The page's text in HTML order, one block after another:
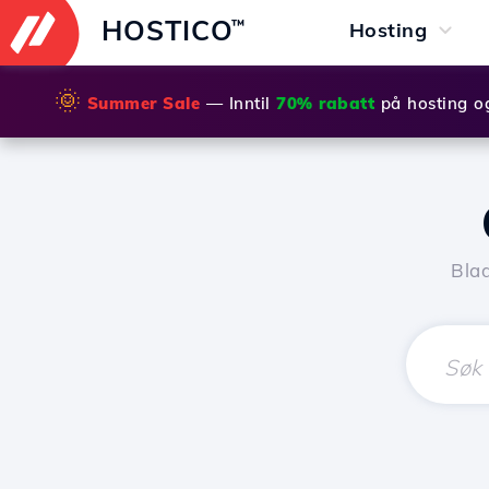
HOSTICO™ Hosting
🌞 Summer Sale — Inntil 70% rabatt på hosting